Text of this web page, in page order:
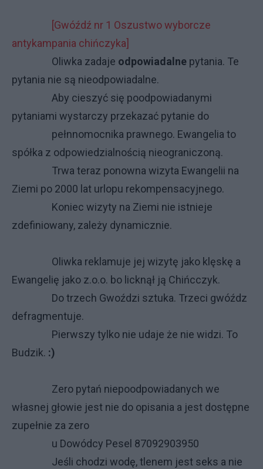
[Gwóźdź nr 1 Oszustwo wyborcze
antykampania chińczyka]
Oliwka zadaje odpowiadalne pytania. Te
pytania nie są nieodpowiadalne.
Aby cieszyć się poodpowiadanymi
pytaniami wystarczy przekazać pytanie do
pełnnomocnika prawnego. Ewangelia to
spółka z odpowiedzialnością nieograniczoną.
Trwa teraz ponowna wizyta Ewangelii na
Ziemi po 2000 lat urlopu rekompensacyjnego.
Koniec wizyty na Ziemi nie istnieje
zdefiniowany, zależy dynamicznie.
Oliwka reklamuje jej wizytę jako klęskę a
Ewangelię jako z.o.o. bo licknął ją Chińcczyk.
Do trzech Gwoździ sztuka. Trzeci gwóźdz
defragmentuje.
Pierwszy tylko nie udaje że nie widzi. To
Budzik. :)
Zero pytań niepoodpowiadanych we
własnej głowie jest nie do opisania a jest dostępne
zupełnie za zero
u Dowódcy Pesel 87092903950
Jeśli chodzi wodę, tlenem jest seks a nie